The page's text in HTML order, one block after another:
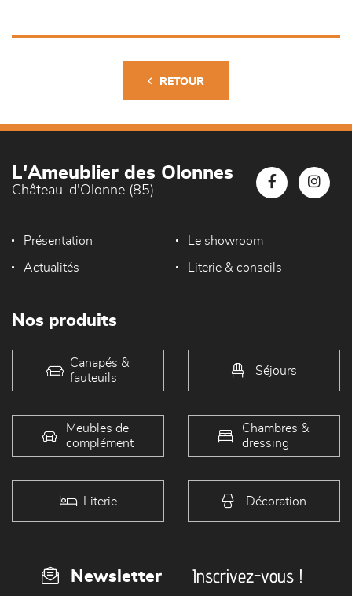
RETOUR
L'Ameublier des Olonnes
Château-d'Olonne (85)
Présentation Le showroom
Actualités Literie & conseils
Nos produits
Canapés &
fauteuils
Séjours
Meubles de
complément
Chambres &
dressing
Literie Décoration
Newsletter Inscrivez-vous !